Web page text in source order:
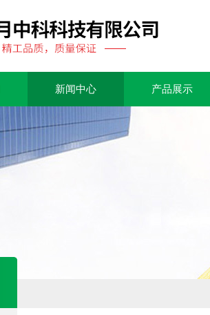
新闻中心 产品展示